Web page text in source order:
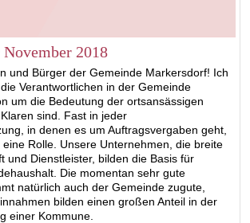
2018
und Bürger der Gemeinde Markersdorf! Ich
Verantwortlichen in der Gemeinde
um die Bedeutung der ortsansässigen
sind. Fast in jeder
in denen es um Auftragsvergaben geht,
Rolle. Unsere Unternehmen, die breite
und Dienstleister, bilden die Basis für
Die momentan sehr gute
natürlich auch der Gemeinde zugute,
bilden einen großen Anteil in der
einer Kommune.